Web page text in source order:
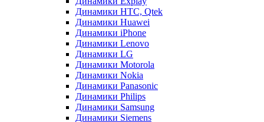
Динамики HTC, Qtek
Динамики Huawei
Динамики iPhone
Динамики Lenovo
Динамики LG
Динамики Motorola
Динамики Nokia
Динамики Panasonic
Динамики Philips
Динамики Samsung
Динамики Siemens